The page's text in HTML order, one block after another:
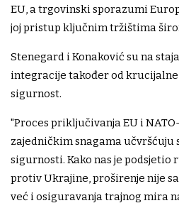
EU, a trgovinski sporazumi
joj pristup ključnim tržištima
Stenegard i Konaković su na
integracije također od
sigurnost.
"Proces priključivanja EU i
zajedničkim snagama učvršćuju
sigurnosti. Kako nas je
protiv Ukrajine, proširenje nije
već i osiguravanja trajnog mira